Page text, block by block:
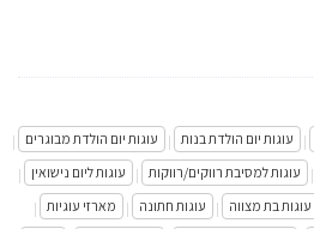
| עוגות יום הולדת בנות | עוגות יום הולדת מבוגרים
|
| עוגות למסיבת רווקים/רווקות | עוגות ליום נישואין
|
עוגות בת מצווה | עוגות חתונה | מארזי עוגיות |